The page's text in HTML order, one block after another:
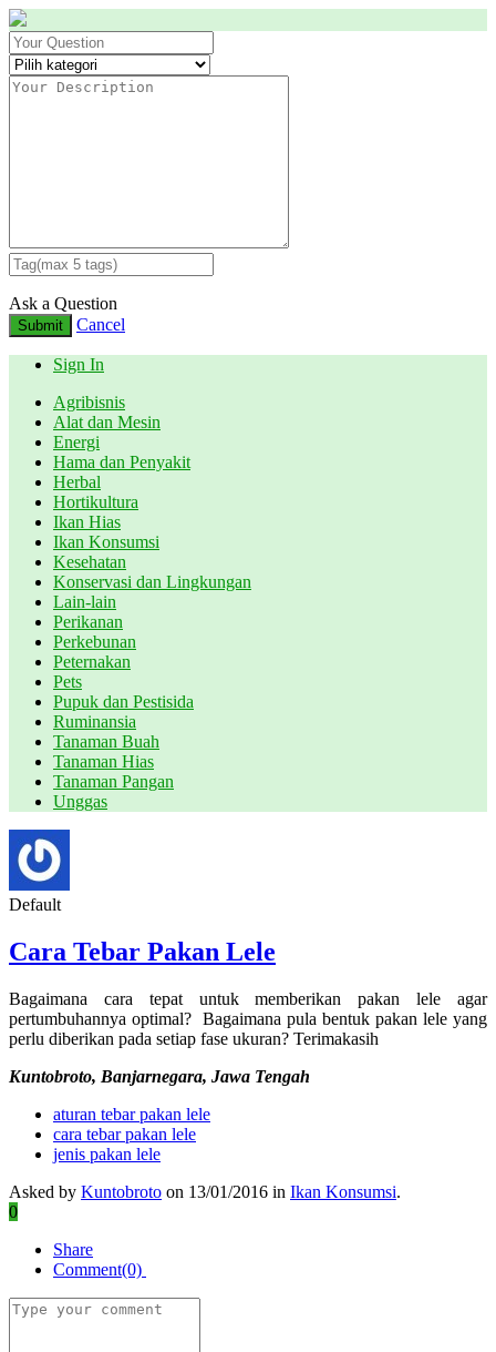
Ask a Question
Submit Cancel
Sign In
Agribisnis
Alat dan Mesin
Energi
Hama dan Penyakit
Herbal
Hortikultura
Ikan Hias
Ikan Konsumsi
Kesehatan
Konservasi dan Lingkungan
Lain-lain
Perikanan
Perkebunan
Peternakan
Pets
Pupuk dan Pestisida
Ruminansia
Tanaman Buah
Tanaman Hias
Tanaman Pangan
Unggas
Default
Cara Tebar Pakan Lele
Bagaimana cara tepat untuk memberikan pakan lele agar
pertumbuhannya optimal? Bagaimana pula bentuk pakan lele yang
perlu diberikan pada setiap fase ukuran? Terimakasih
Kuntobroto, Banjarnegara, Jawa Tengah
aturan tebar pakan lele
cara tebar pakan lele
jenis pakan lele
Asked by Kuntobroto on 13/01/2016 in Ikan Konsumsi.
0
Share
Comment(0)